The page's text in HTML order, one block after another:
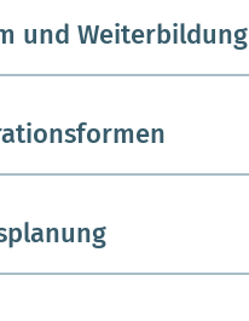
und Weiterbildung